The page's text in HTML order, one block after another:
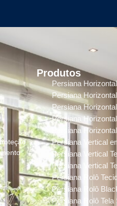
Produtos
Persiana
Persiana
Persiana
Persiana
Persiana
Persiana Vertical
Persiana Vertical
Persiana Vertical
Persiana Rolô
Persiana Rolô
Persiana Rolô Tela